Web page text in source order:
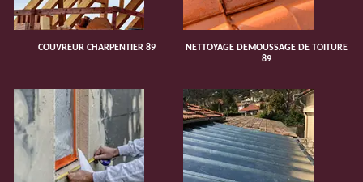
COUVREUR CHARPENTIER 89
NETTOYAGE DEMOUSSAGE DE TOITURE
89